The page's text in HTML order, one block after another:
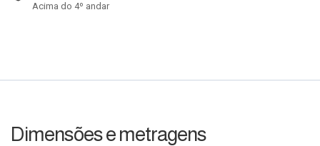
Acima do 4º andar
Dimensões e metragens